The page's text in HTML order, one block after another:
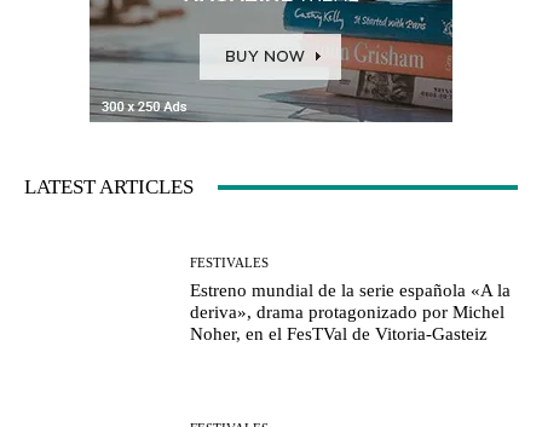
LATEST ARTICLES
FESTIVALES
Estreno mundial de la serie española «A la
deriva», drama protagonizado por Michel
Noher, en el FesTVal de Vitoria-Gasteiz